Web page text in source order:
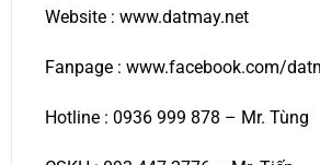
Website : www.datmay.net
Fanpage : www.facebook.com/
Hotline : 0936 999 878 – Mr. Tùng